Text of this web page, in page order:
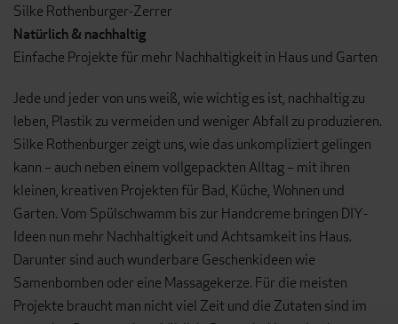
Silke Rothenburger-Zerrer
Natürlich & nachhaltig
Einfache Projekte für mehr Nachhaltigkeit in Haus und Garten
Jede und jeder von uns weiß, wie wichtig es ist, nachhaltig zu
leben, Plastik zu vermeiden und weniger Abfall zu produzieren.
Silke Rothenburger zeigt uns, wie das unkompliziert gelingen
kann – auch neben einem vollgepackten Alltag – mit ihren
kleinen, kreativen Projekten für Bad, Küche, Wohnen und
Garten. Vom Spülschwamm bis zur Handcreme bringen DIY-
Ideen nun mehr Nachhaltigkeit und Achtsamkeit ins Haus.
Darunter sind auch wunderbare Geschenkideen wie
Samenbomben oder eine Massagekerze. Für die meisten
Projekte braucht man nicht viel Zeit und die Zutaten sind im